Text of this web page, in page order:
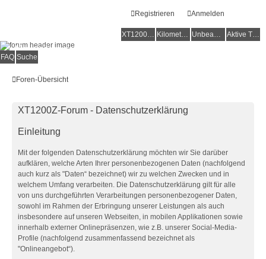
Anmelden
Registrieren
XT1200Z-Wiki Kilometerstatistik Unbeantwortete Themen Aktive Themen
Alles rund um die Yamaha XT1200Z Super Ténéré
FAQ Suche
Foren-Übersicht
XT1200Z-Forum - Datenschutzerklärung
Einleitung
Mit der folgenden Datenschutzerklärung möchten wir Sie darüber
aufklären, welche Arten Ihrer personenbezogenen Daten (nachfolgend
auch kurz als "Daten“ bezeichnet) wir zu welchen Zwecken und in
welchem Umfang verarbeiten. Die Datenschutzerklärung gilt für alle
von uns durchgeführten Verarbeitungen personenbezogener Daten,
sowohl im Rahmen der Erbringung unserer Leistungen als auch
insbesondere auf unseren Webseiten, in mobilen Applikationen sowie
innerhalb externer Onlinepräsenzen, wie z.B. unserer Social-Media-
Profile (nachfolgend zusammenfassend bezeichnet als
"Onlineangebot“).